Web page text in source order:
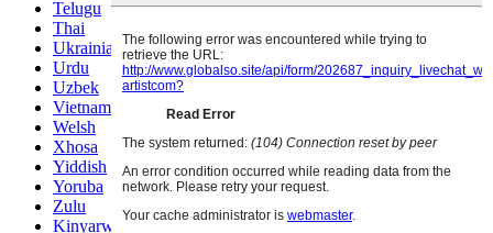
Telugu
Thai
Ukrainian
Urdu
Uzbek
Vietnamese
Welsh
Xhosa
Yiddish
Yoruba
Zulu
Kinyarwanda